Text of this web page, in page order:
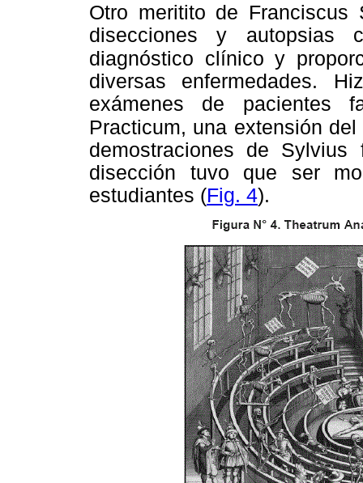
Otro meritito de Franciscus
disecciones y autopsias
diagnóstico clínico y
diversas enfermedades.
exámenes de pacientes
Practicum, una extensión
demostraciones de
disección tuvo que ser
estudiantes (Fig. 4).